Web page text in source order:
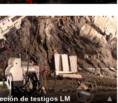
la personalización específica
de testigos LM